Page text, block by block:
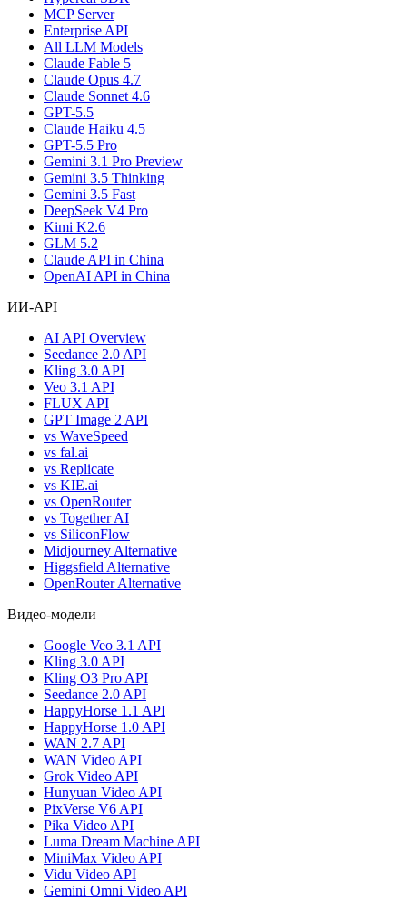
MCP Server
Enterprise API
All LLM Models
Claude Fable 5
Claude Opus 4.7
Claude Sonnet 4.6
GPT-5.5
Claude Haiku 4.5
GPT-5.5 Pro
Gemini 3.1 Pro Preview
Gemini 3.5 Thinking
Gemini 3.5 Fast
DeepSeek V4 Pro
Kimi K2.6
GLM 5.2
Claude API in China
OpenAI API in China
ИИ-API
AI API Overview
Seedance 2.0 API
Kling 3.0 API
Veo 3.1 API
FLUX API
GPT Image 2 API
vs WaveSpeed
vs fal.ai
vs Replicate
vs KIE.ai
vs OpenRouter
vs Together AI
vs SiliconFlow
Midjourney Alternative
Higgsfield Alternative
OpenRouter Alternative
Видео-модели
Google Veo 3.1 API
Kling 3.0 API
Kling O3 Pro API
Seedance 2.0 API
HappyHorse 1.1 API
HappyHorse 1.0 API
WAN 2.7 API
WAN Video API
Grok Video API
Hunyuan Video API
PixVerse V6 API
Pika Video API
Luma Dream Machine API
MiniMax Video API
Vidu Video API
Gemini Omni Video API